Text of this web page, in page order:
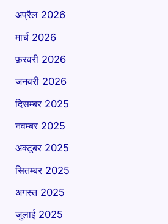
अप्रैल 2026
मार्च 2026
फ़रवरी 2026
जनवरी 2026
दिसम्बर 2025
नवम्बर 2025
अक्टूबर 2025
सितम्बर 2025
अगस्त 2025
जुलाई 2025